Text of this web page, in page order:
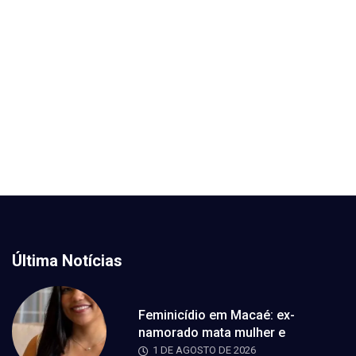
Última Notícias
Feminicídio em Macaé: ex-
namorado mata mulher e
1 DE AGOSTO DE 2026